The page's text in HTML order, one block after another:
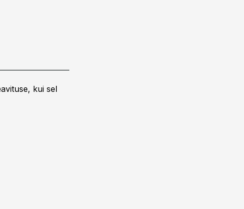
kui sel